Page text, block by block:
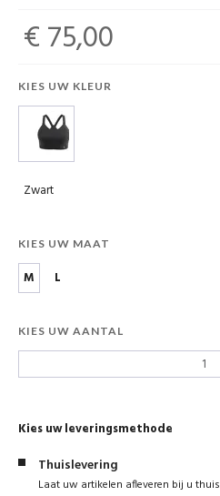
€ 75,00
KIES UW KLEUR
Zwart
KIES UW MAAT
M L
KIES UW AANTAL
Kies uw leveringsmethode
Thuislevering
Laat uw artikelen afleveren bij u thuis